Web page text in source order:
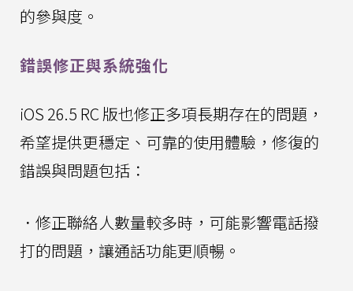
的參與度。
錯誤修正與系統強化
iOS 26.5 RC 版也修正多項長期存在的問題，
希望提供更穩定、可靠的使用體驗，修復的
錯誤與問題包括：
．修正聯絡人數量較多時，可能影響電話撥
打的問題，讓通話功能更順暢。